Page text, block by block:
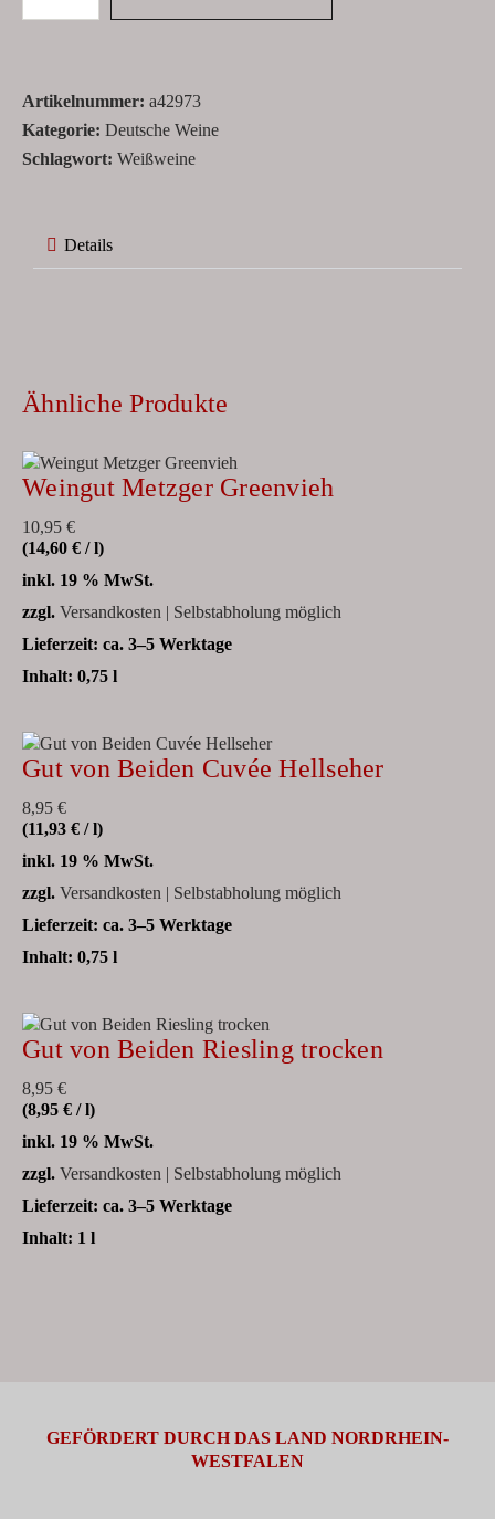
Artikelnummer: a42973
Kategorie: Deutsche Weine
Schlagwort: Weißweine
Details
Ähnliche Produkte
Weingut Metzger Greenvieh
10,95 €
(14,60 € /l)
inkl. 19 % MwSt.
zzgl. Versandkosten | Selbstabholung möglich
Lieferzeit: ca. 3–5 Werktage
Inhalt: 0,75 l
Gut von Beiden Cuvée Hellseher
8,95 €
(11,93 € /l)
inkl. 19 % MwSt.
zzgl. Versandkosten | Selbstabholung möglich
Lieferzeit: ca. 3–5 Werktage
Inhalt: 0,75 l
Gut von Beiden Riesling trocken
8,95 €
(8,95 € /l)
inkl. 19 % MwSt.
zzgl. Versandkosten | Selbstabholung möglich
Lieferzeit: ca. 3–5 Werktage
Inhalt: 1 l
GEFÖRDERT DURCH DAS LAND NORDRHEIN-
WESTFALEN